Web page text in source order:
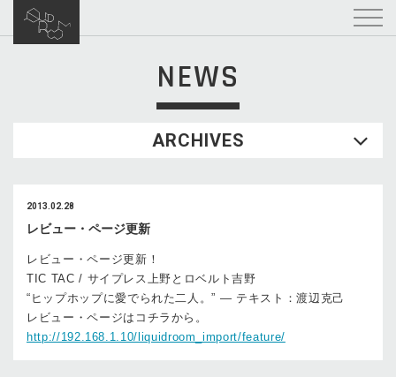
NEWS
ARCHIVES
2013.02.28
レビュー・ページ更新
レビュー・ページ更新！
TIC TAC / サイプレス上野とロベルト吉野
“ヒップホップに愛でられた二人。” — テキスト：渡辺克己
レビュー・ページはコチラから。
http://192.168.1.10/liquidroom_import/feature/